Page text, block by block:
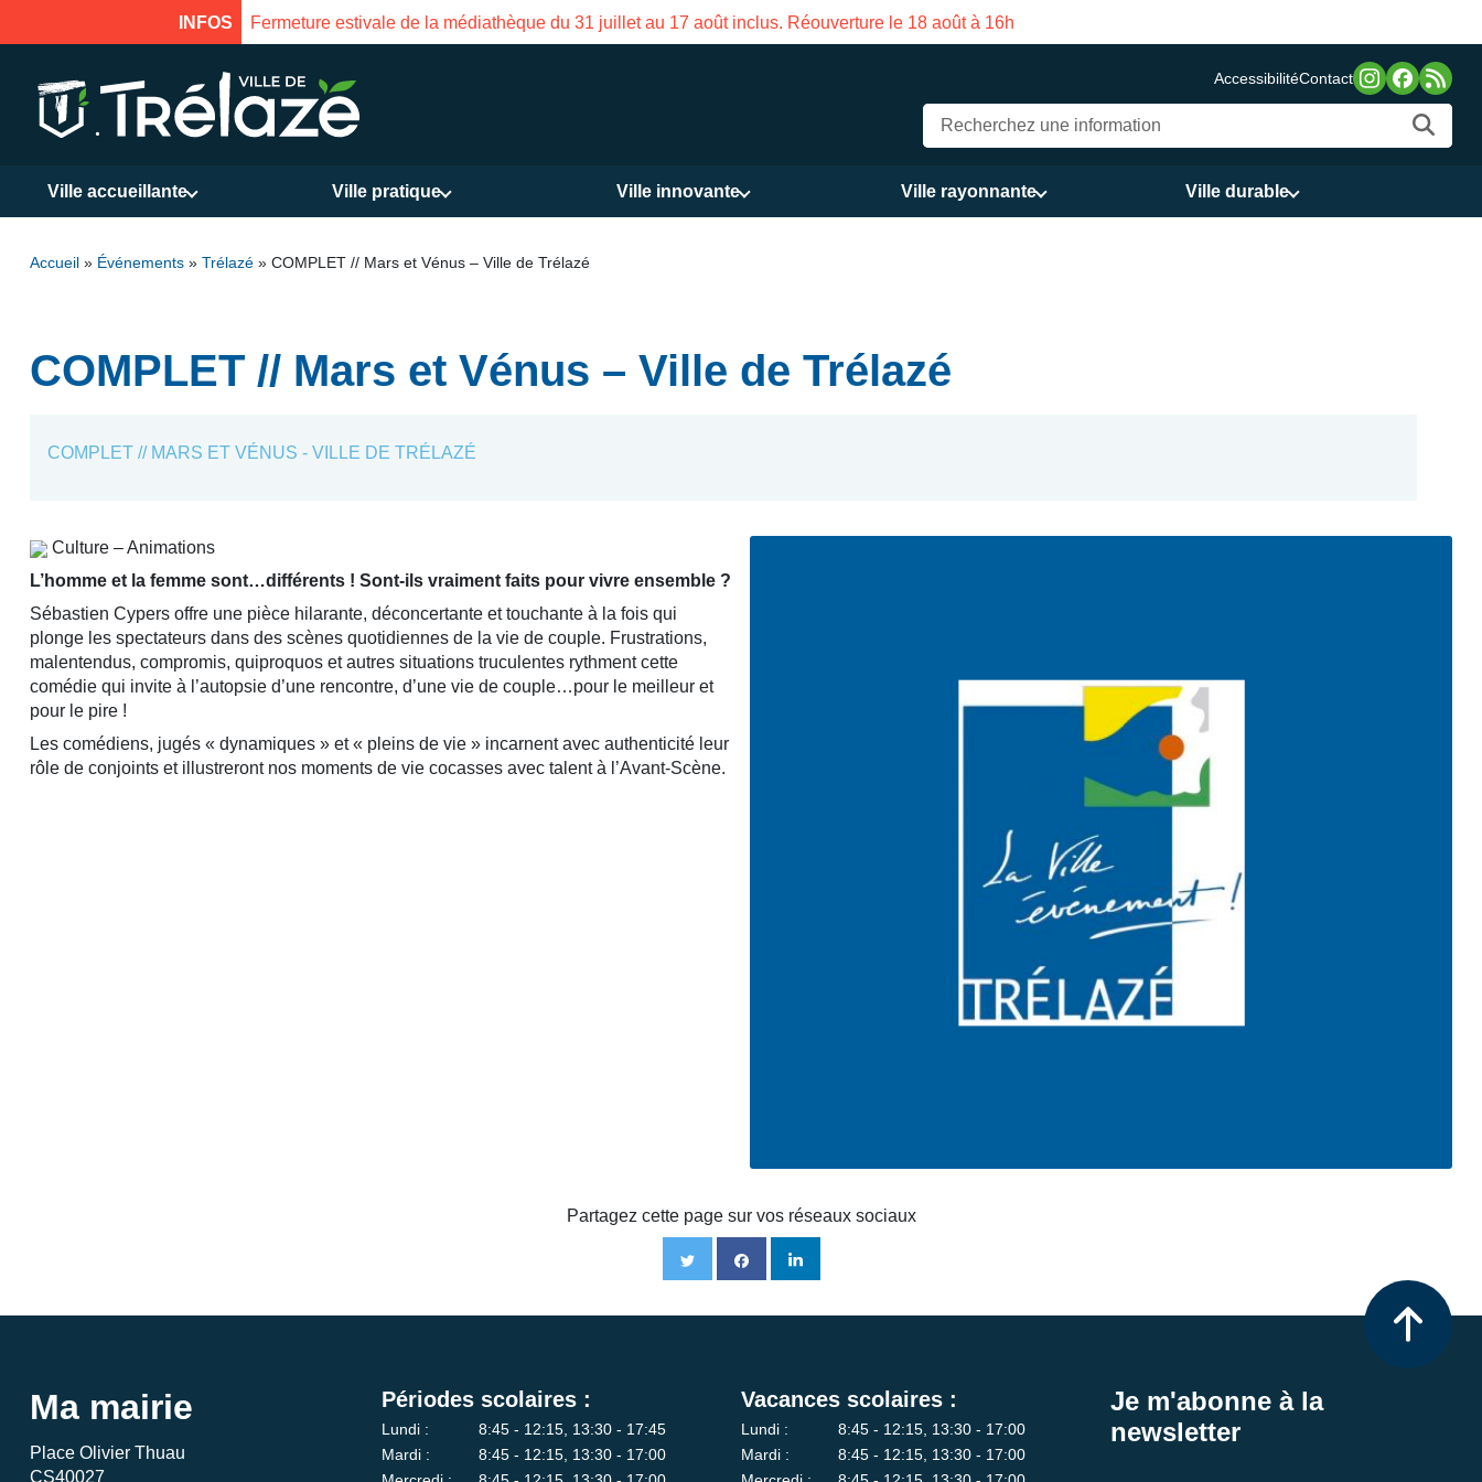
INFOS
le 18 août à 16h Fermeture estivale de la Maison des Services publics Vasco de Gama du 3 au 21 août
AccessibilitéContact
Ville accueillante Ville pratique Ville innovante Ville rayonnante Ville durable
Accueil » Événements » Trélazé » COMPLET // Mars et Vénus – Ville de Trélazé
COMPLET // Mars et Vénus – Ville de Trélazé
COMPLET // MARS ET VÉNUS - VILLE DE TRÉLAZÉ
Culture – Animations
L’homme et la femme sont…différents ! Sont-ils vraiment faits pour vivre ensemble ?
Sébastien Cypers offre une pièce hilarante, déconcertante et touchante à la fois qui
plonge les spectateurs dans des scènes quotidiennes de la vie de couple. Frustrations,
malentendus, compromis, quiproquos et autres situations truculentes rythment cette
comédie qui invite à l’autopsie d’une rencontre, d’une vie de couple…pour le meilleur et
pour le pire !
Les comédiens, jugés « dynamiques » et « pleins de vie » incarnent avec authenticité leur
rôle de conjoints et illustreront nos moments de vie cocasses avec talent à l’Avant-Scène.
Partagez cette page sur vos réseaux sociaux
Ma mairie
Place Olivier Thuau
CS40027
Périodes scolaires :
Lundi :
8:45 - 12:15, 13:30 - 17:45
Mardi :
8:45 - 12:15, 13:30 - 17:00
Vacances scolaires :
Lundi :
8:45 - 12:15, 13:30 - 17:00
Mardi :
8:45 - 12:15, 13:30 - 17:00
Je m'abonne à la
newsletter